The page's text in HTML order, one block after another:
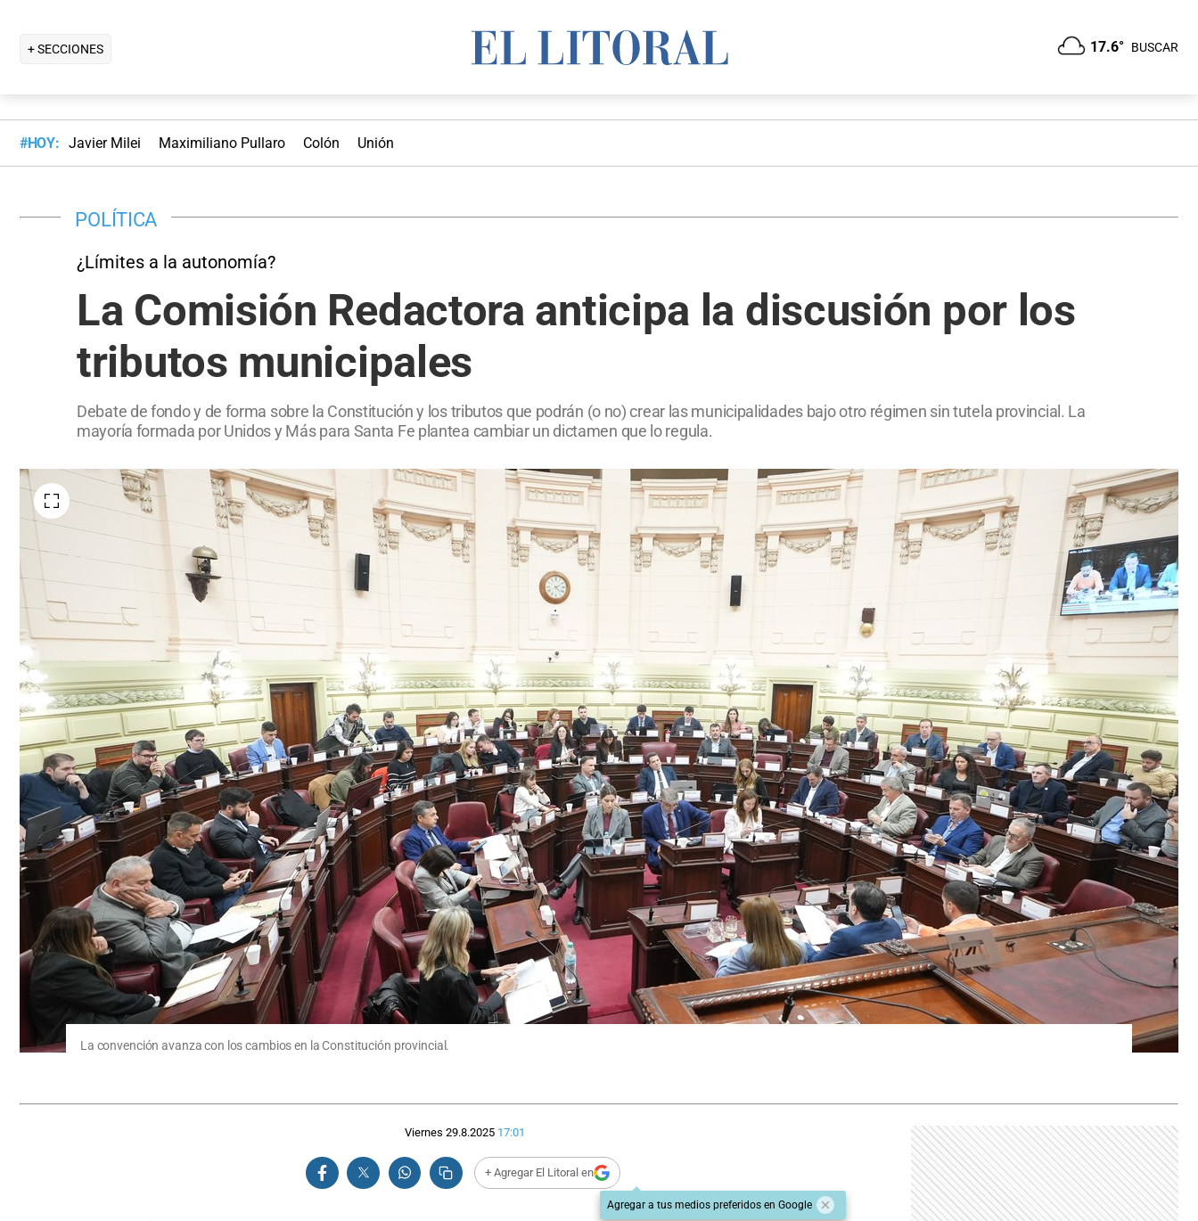
+ SECCIONES 17.6° BUSCAR
#HOY: Javier Milei Maximiliano Pullaro Colón Unión
POLÍTICA
¿Límites a la autonomía?
La Comisión Redactora anticipa la discusión por los
tributos municipales
Debate de fondo y de forma sobre la Constitución y los tributos que podrán (o no) crear las municipalidades bajo otro régimen sin tutela provincial. La
mayoría formada por Unidos y Más para Santa Fe plantea cambiar un dictamen que lo regula.
La convención avanza con los cambios en la Constitución provincial.
Viernes 29.8.2025 17:01
+ Agregar El Litoral en
Agregar a tus medios preferidos en Google